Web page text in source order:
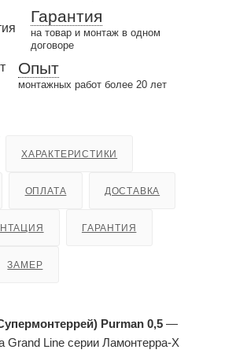
Гарантия
на товар и монтаж в одном
договоре
Опыт
монтажных работ более 20 лет
ХАРАКТЕРИСТИКИ
ОПЛАТА ДОСТАВКА
ГАРАНТИЯ
ЗАМЕР
Purman 0,5 —
Grand Line серии Ламонтерра-X